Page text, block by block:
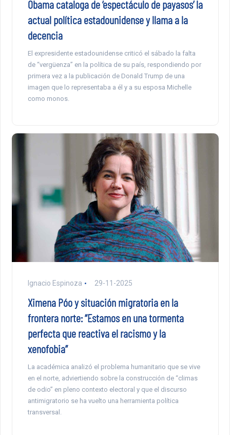
Obama cataloga de ‘espectáculo de payasos’ la
actual política estadounidense y llama a la
decencia
El expresidente estadounidense criticó el sábado la falta
de “vergüenza” en la política de su país, respondiendo por
primera vez a la publicación de Donald Trump de una
imagen que lo representaba a él y a su esposa Michelle
como monos.
Ignacio Espinoza 29-11-2025
Ximena Póo y situación migratoria en la
frontera norte: “Estamos en una tormenta
perfecta que reactiva el racismo y la
xenofobia”
La académica analizó el problema humanitario que se vive
en el norte, adviertiendo sobre la construcción de “climas
de odio” en pleno contexto electoral y que el discurso
antimigratorio se ha vuelto una herramienta política
transversal.